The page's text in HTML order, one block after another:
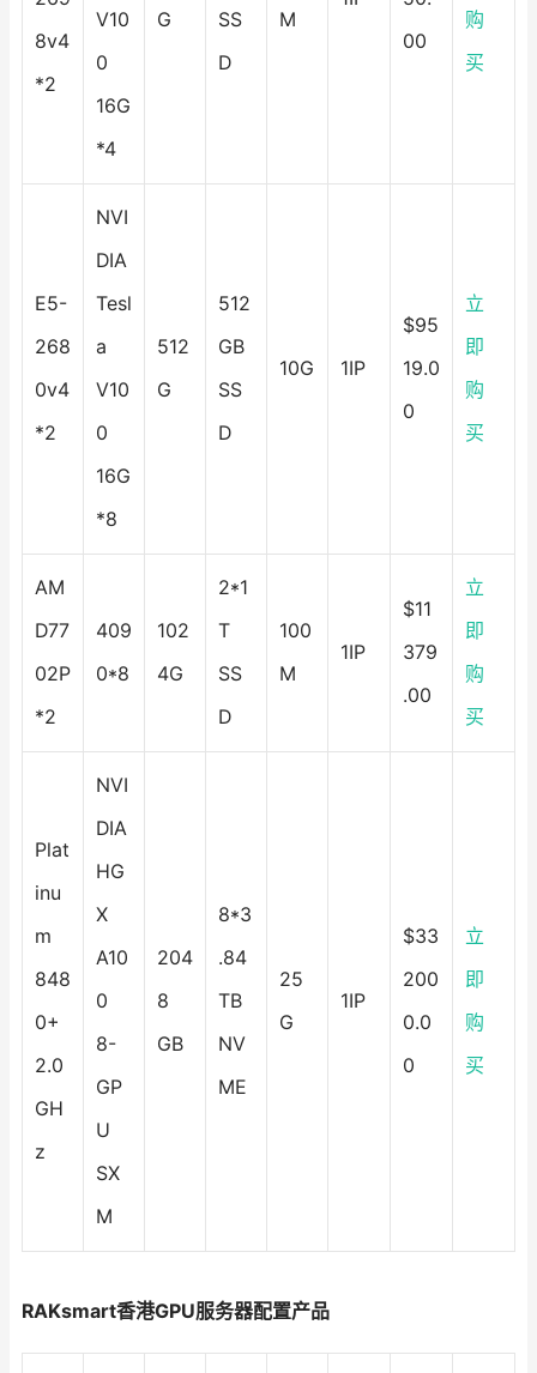
8v4
*2
V10
0
16G
*4
G
SS
D
M
00
购
买
E5-
268
0v4
*2
NVI
DIA
Tesl
a
V10
0
16G
*8
512
G
512
GB
SS
D
10G 1IP
$95
19.0
0
立
即
购
买
AM
D77
02P
*2
409
0*8
102
4G
2*1
T
SS
D
100
M
1IP
$11
379
.00
立
即
购
买
Plat
inu
m
848
0+
2.0
GH
z
NVI
DIA
HG
X
A10
0
8-
GP
U
SX
M
204
8
GB
8*3
.84
TB
NV
ME
25
G
1IP
$33
200
0.0
0
立
即
购
买
RAKsmart香港GPU服务器配置产品